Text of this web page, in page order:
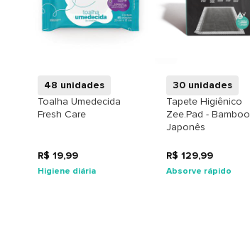
+
48 unidades
Toalha Umedecida
Fresh Care
R$ 19,99
Higiene diária
30 unidades
Tapete Higiênico
Zee.Pad - Bamboo
Japonês
R$ 129,99
Absorve rápido